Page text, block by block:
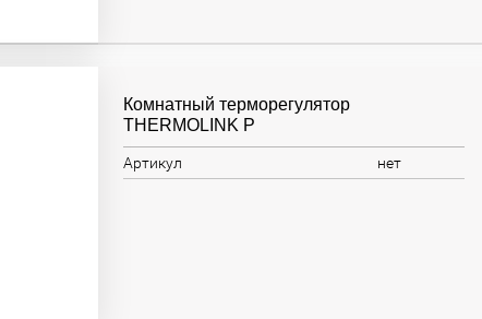
Комнатный терморегулятор
THERMOLINK P
Артикул нет